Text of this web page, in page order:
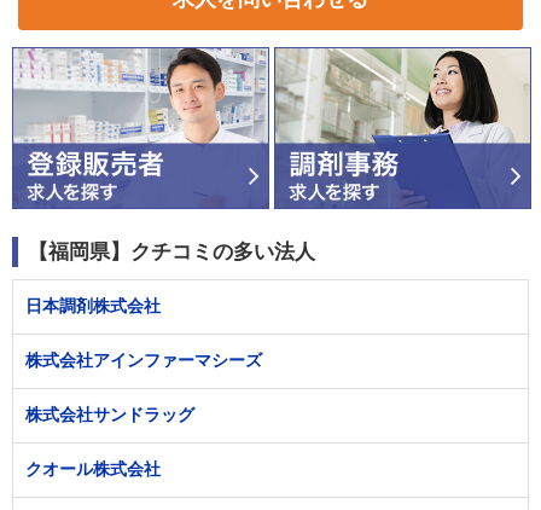
【福岡県】クチコミの多い法人
日本調剤株式会社
株式会社アインファーマシーズ
株式会社サンドラッグ
クオール株式会社